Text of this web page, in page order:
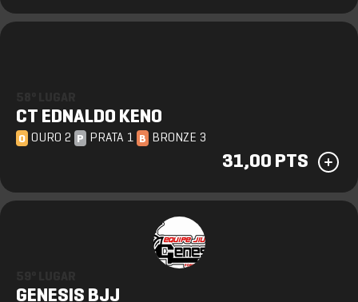
CT EDNALDO KENO
O OURO 2 P PRATA 1 B BRONZE 3
31,00 PTS
GENESIS BJJ